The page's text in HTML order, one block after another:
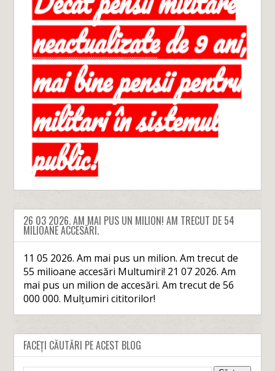
26 03 2026. AM MAI PUS UN MILION! AM TRECUT DE 54
MILIOANE ACCESĂRI.
11 05 2026. Am mai pus un milion. Am trecut de
55 milioane accesări Multumiri! 21 07 2026. Am
mai pus un milion de accesări. Am trecut de 56
000 000. Mulțumiri cititorilor!
FACEȚI CĂUTĂRI PE ACEST BLOG